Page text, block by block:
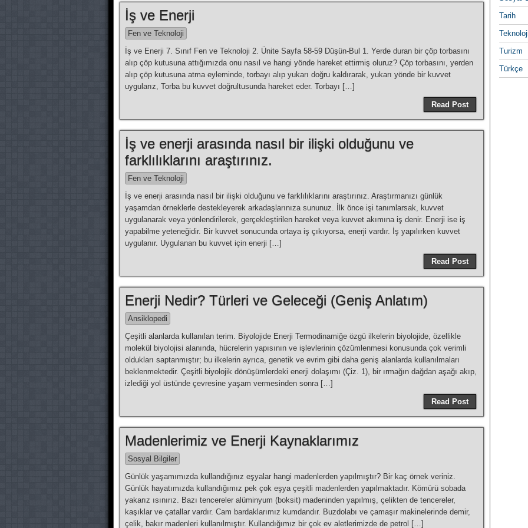
İş ve Enerji
Fen ve Teknoloji
İş ve Enerji 7. Sınıf Fen ve Teknoloji 2. Ünite Sayfa 58-59 Düşün-Bul 1. Yerde duran bir çöp torbasını
alıp çöp kutusuna attığımızda onu nasıl ve hangi yönde hareket ettirmiş oluruz? Çöp torbasını, yerden
alıp çöp kutusuna atma eyleminde, torbayı alıp yukarı doğru kaldırarak, yukarı yönde bir kuvvet
uygularız, Torba bu kuvvet doğrultusunda hareket eder. Torbayı […]
Read Post
İş ve enerji arasında nasıl bir ilişki olduğunu ve
farklılıklarını araştırınız.
Fen ve Teknoloji
İş ve enerji arasında nasıl bir ilişki olduğunu ve farklılıklarını araştırınız. Araştırmanızı günlük
yaşamdan örneklerle destekleyerek arkadaşlarınıza sununuz. İlk önce işi tanımlarsak, kuvvet
uygulanarak veya yönlendirilerek, gerçekleştirilen hareket veya kuvvet akımına iş denir. Enerji ise iş
yapabilme yeteneğidir. Bir kuvvet sonucunda ortaya iş çıkıyorsa, enerji vardır. İş yapılırken kuvvet
uygulanır. Uygulanan bu kuvvet için enerji […]
Read Post
Enerji Nedir? Türleri ve Geleceği (Geniş Anlatım)
Ansiklopedi
Çeşitli alanlarda kullanılan terim. Biyolojide Enerji Termodinamiğe özgü ilkelerin biyo­lojide, özellikle
molekül biyolojisi alanında, hücrelerin yapısının ve işlevlerinin çözümlenmesi konusun­da çok verimli
oldukları saptan­mıştır; bu ilkelerin ayrıca, genetik ve evrim gibi daha geniş alanlarda kullanılmaları
beklenmektedir. Çeşitli biyolojik dönüşümlerdeki enerji dolaşımı (Çiz. 1), bir ırmağın dağdan aşağı akıp,
izlediği yol üstünde çevresine yaşam verme­sinden sonra […]
Read Post
Madenlerimiz ve Enerji Kaynaklarımız
Sosyal Bilgiler
Günlük yaşamımızda kullandığınız eşyalar hangi madenlerden yapılmıştır? Bir kaç örnek veriniz.
Günlük hayatımızda kullandığımız pek çok eşya çeşitli madenlerden yapılmaktadır. Kömürü sobada
yakarız ısınırız. Bazı tencereler alüminyum (boksit) madeninden yapılmış, çelikten de tencereler,
kaşıklar ve çatallar vardır. Cam bardaklarımız kumdandır. Buzdolabı ve çamaşır makinelerinde demir,
çelik, bakır madenleri kullanılmıştır. Kullandığımız bir çok ev aletlerimizde de petrol […]
Tarih
Turizm
Türkçe